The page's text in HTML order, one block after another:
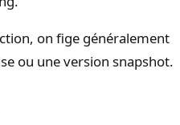
on fige généralement
ou une version snapshot.